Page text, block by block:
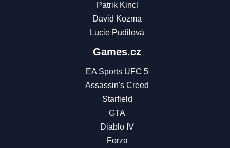
Patrik Kincl
David Kozma
Lucie Pudilová
Games.cz
EA Sports UFC 5
Assassin's Creed
Starfield
GTA
Diablo IV
Forza